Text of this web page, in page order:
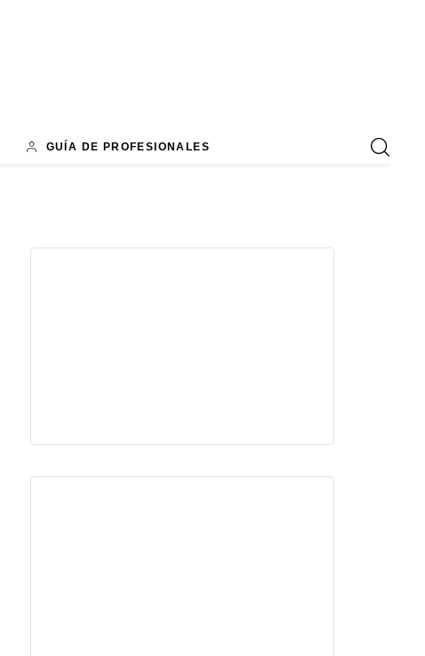
GUÍA DE PROFESIONALES